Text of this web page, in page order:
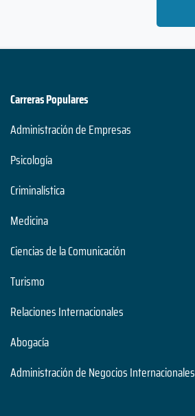
Carreras Populares
Administración de Empresas
Psicología
Criminalística
Medicina
Ciencias de la Comunicación
Turismo
Relaciones Internacionales
Abogacía
Administración de Negocios Internacionales